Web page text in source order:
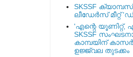
SKSSF
ലീഡേർസ് മീറ്റ്
'എന്റെ യൂണിറ്റ്,
SKSSF
കാമ്പയിന്
ഉജ്ജ്വല തുടക്കം